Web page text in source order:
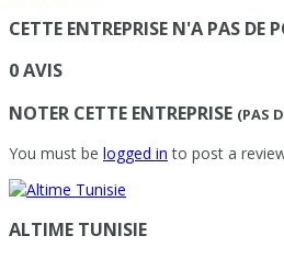
CETTE ENTREPRISE N'A PAS DE
0 AVIS
NOTER CETTE ENTREPRISE (PAS
You must be logged in to post a
ALTIME TUNISIE